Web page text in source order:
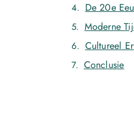
De 20e
Moderne
Cultureel
Conclusie